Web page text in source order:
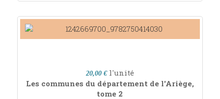
20,00 € l'unité
Les communes du département de l'Ariège,
tome 2